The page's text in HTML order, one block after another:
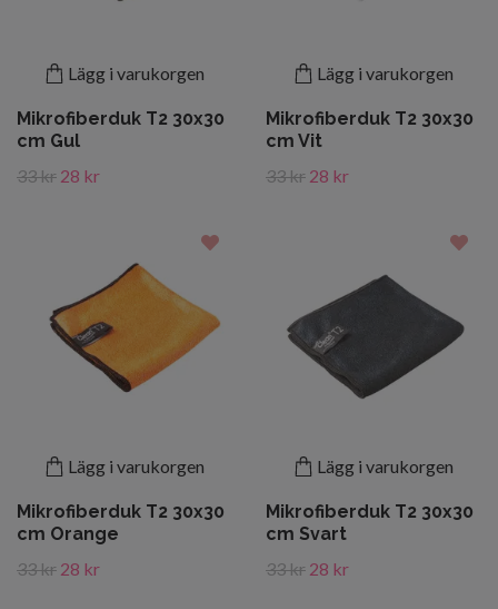
Lägg i varukorgen
Mikrofiberduk T2 30x30
cm Gul
33 kr 28 kr
Lägg i varukorgen
Mikrofiberduk T2 30x30
cm Vit
33 kr 28 kr
Lägg i varukorgen
Mikrofiberduk T2 30x30
cm Orange
33 kr 28 kr
Lägg i varukorgen
Mikrofiberduk T2 30x30
cm Svart
33 kr 28 kr